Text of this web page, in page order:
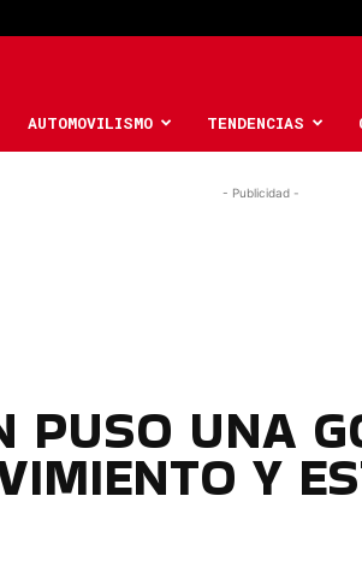
AUTOMOVILISMO TENDENCIAS
- Publicidad -
PUSO UNA
Y